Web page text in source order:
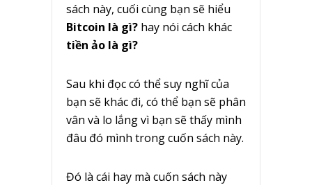
sách này, cuối cùng bạn sẽ hiểu
Bitcoin là gì? hay nói cách khác
tiền ảo là gì?
Sau khi đọc có thể suy nghĩ của
bạn sẽ khác đi, có thể bạn sẽ phân
vân và lo lắng vì bạn sẽ thấy mình
đâu đó mình trong cuốn sách này.
Đó là cái hay mà cuốn sách này